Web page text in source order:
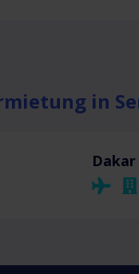
in
Dakar